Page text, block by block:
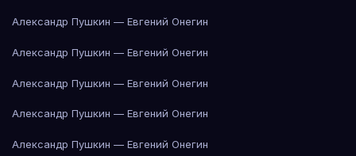
Александр Пушкин — Евгений Онегин
Александр Пушкин — Евгений Онегин
Александр Пушкин — Евгений Онегин
Александр Пушкин — Евгений Онегин
Александр Пушкин — Евгений Онегин